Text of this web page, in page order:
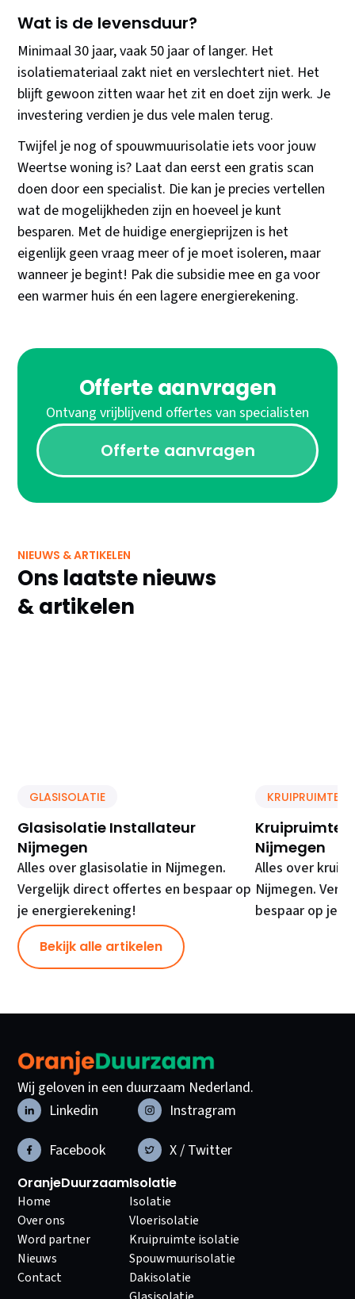
Wat is de levensduur?
Minimaal 30 jaar, vaak 50 jaar of langer. Het
isolatiemateriaal zakt niet en verslechtert niet. Het
blijft gewoon zitten waar het zit en doet zijn werk. Je
investering verdien je dus vele malen terug.
Twijfel je nog of spouwmuurisolatie iets voor jouw
Weertse woning is? Laat dan eerst een gratis scan
doen door een specialist. Die kan je precies vertellen
wat de mogelijkheden zijn en hoeveel je kunt
besparen. Met de huidige energieprijzen is het
eigenlijk geen vraag meer of je moet isoleren, maar
wanneer je begint! Pak die subsidie mee en ga voor
een warmer huis én een lagere energierekening.
Offerte aanvragen
Ontvang vrijblijvend offertes van specialisten
Offerte aanvragen
NIEUWS & ARTIKELEN
Ons laatste nieuws
& artikelen
GLASISOLATIE
Glasisolatie Installateur
Nijmegen
Alles over glasisolatie in Nijmegen.
Vergelijk direct offertes en bespaar op
je energierekening!
KRUIPRUIMTE
Kruipruimte
Nijmegen
Alles over
Nijmegen.
bespaar op je
Bekijk alle artikelen
Wij geloven in een duurzaam Nederland.
Linkedin
Instragram
Facebook
X / Twitter
OranjeDuurzaam
Home
Over ons
Word partner
Nieuws
Contact
Isolatie
Isolatie
Vloerisolatie
Kruipruimte isolatie
Spouwmuurisolatie
Dakisolatie